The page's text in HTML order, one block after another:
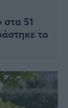
στα 51
το